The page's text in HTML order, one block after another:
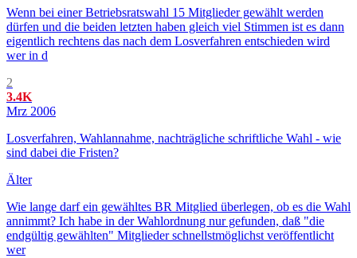
Wenn bei einer Betriebsratswahl 15 Mitglieder gewählt werden
dürfen und die beiden letzten haben gleich viel Stimmen ist es dann
eigentlich rechtens das nach dem Losverfahren entschieden wird
wer in d
2
3.4K
Mrz 2006
Losverfahren, Wahlannahme, nachträgliche schriftliche Wahl - wie
sind dabei die Fristen?
Älter
Wie lange darf ein gewähltes BR Mitglied überlegen, ob es die Wahl
annimmt? Ich habe in der Wahlordnung nur gefunden, daß "die
endgültig gewählten" Mitglieder schnellstmöglichst veröffentlicht
wer